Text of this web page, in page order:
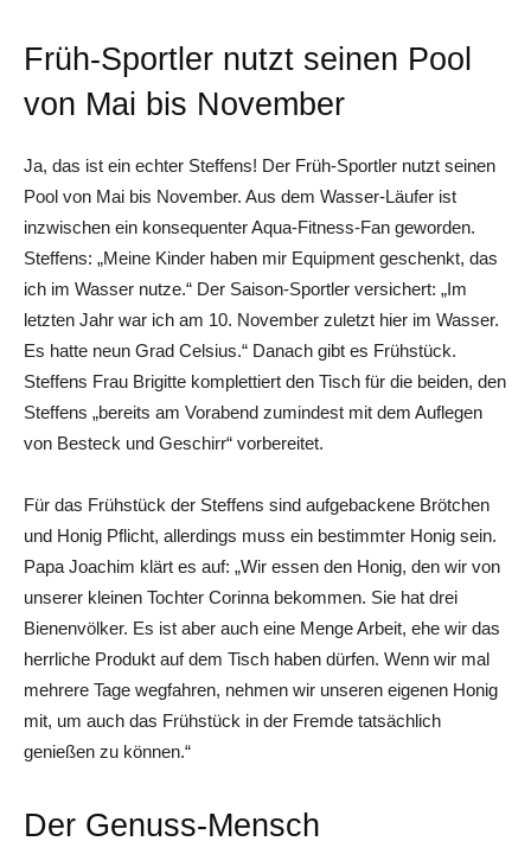
Früh-Sportler nutzt seinen Pool
von Mai bis November
Ja, das ist ein echter Steffens! Der Früh-Sportler nutzt seinen
Pool von Mai bis November. Aus dem Wasser-Läufer ist
inzwischen ein konsequenter Aqua-Fitness-Fan geworden.
Steffens: „Meine Kinder haben mir Equipment geschenkt, das
ich im Wasser nutze.“ Der Saison-Sportler versichert: „Im
letzten Jahr war ich am 10. November zuletzt hier im Wasser.
Es hatte neun Grad Celsius.“ Danach gibt es Frühstück.
Steffens Frau Brigitte komplettiert den Tisch für die beiden, den
Steffens „bereits am Vorabend zumindest mit dem Auflegen
von Besteck und Geschirr“ vorbereitet.
Für das Frühstück der Steffens sind aufgebackene Brötchen
und Honig Pflicht, allerdings muss ein bestimmter Honig sein.
Papa Joachim klärt es auf: „Wir essen den Honig, den wir von
unserer kleinen Tochter Corinna bekommen. Sie hat drei
Bienenvölker. Es ist aber auch eine Menge Arbeit, ehe wir das
herrliche Produkt auf dem Tisch haben dürfen. Wenn wir mal
mehrere Tage wegfahren, nehmen wir unseren eigenen Honig
mit, um auch das Frühstück in der Fremde tatsächlich
genießen zu können.“
Der Genuss-Mensch